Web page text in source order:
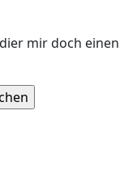
mir doch einen